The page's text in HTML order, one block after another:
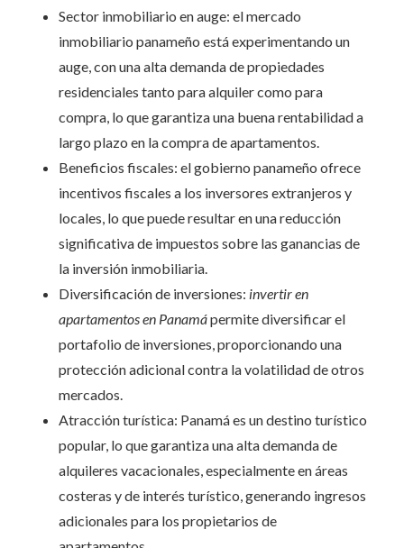
Sector inmobiliario en auge: el mercado
inmobiliario panameño está experimentando un
auge, con una alta demanda de propiedades
residenciales tanto para alquiler como para
compra, lo que garantiza una buena rentabilidad a
largo plazo en la compra de apartamentos.
Beneficios fiscales: el gobierno panameño ofrece
incentivos fiscales a los inversores extranjeros y
locales, lo que puede resultar en una reducción
significativa de impuestos sobre las ganancias de
la inversión inmobiliaria.
Diversificación de inversiones: invertir en
apartamentos en Panamápermite diversificar el
portafolio de inversiones, proporcionando una
protección adicional contra la volatilidad de otros
mercados.
Atracción turística: Panamá es un destino turístico
popular, lo que garantiza una alta demanda de
alquileres vacacionales, especialmente en áreas
costeras y de interés turístico, generando ingresos
adicionales para los propietarios de